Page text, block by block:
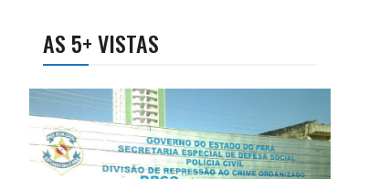
AS 5+ VISTAS